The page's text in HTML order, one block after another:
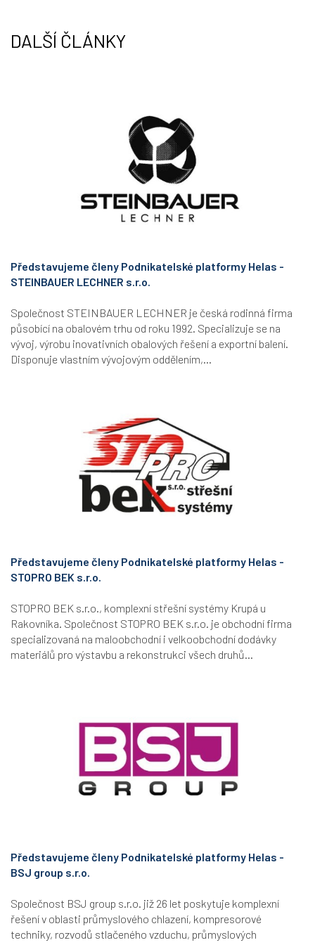
DALŠÍ ČLÁNKY
Představujeme členy Podnikatelské platformy Helas -
STEINBAUER LECHNER s.r.o.
Společnost STEINBAUER LECHNER je česká rodinná firma
působící na obalovém trhu od roku 1992. Specializuje se na
vývoj, výrobu inovativních obalových řešení a exportní balení.
Disponuje vlastním vývojovým oddělením,...
Představujeme členy Podnikatelské platformy Helas -
STOPRO BEK s.r.o.
STOPRO BEK s.r.o., komplexní střešní systémy Krupá u
Rakovníka. Společnost STOPRO BEK s.r.o. je obchodní firma
specializovaná na maloobchodní i velkoobchodní dodávky
materiálů pro výstavbu a rekonstrukci všech druhů...
Představujeme členy Podnikatelské platformy Helas -
BSJ group s.r.o.
Společnost BSJ group s.r.o. již 26 let poskytuje komplexní
řešení v oblasti průmyslového chlazení, kompresorové
techniky, rozvodů stlačeného vzduchu, průmyslových